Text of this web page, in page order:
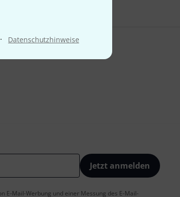
· Datenschutzhinweise
Jetzt anmelden
E-Mail-Werbung und einer Messung des E-Mail-